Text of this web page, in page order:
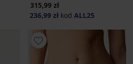
315,99 zł
236,99 zł kod ALL25